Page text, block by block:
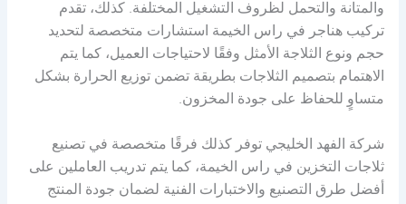
والمتانة والتحمل لظروف التشغيل المختلفة. كذلك، تقدم
تركيب هناجر في راس الخيمة استشارات متخصصة لتحديد
حجم ونوع الثلاجة الأمثل وفقًا لاحتياجات العميل، كما يتم
الاهتمام بتصميم الثلاجات بطريقة تضمن توزيع الحرارة بشكل
متساوٍ للحفاظ على جودة المخزون.
شركة الفهد الخليجي توفر كذلك فرقًا متخصصة في تصنيع
ثلاجات التخزين في راس الخيمة، كما يتم تدريب العاملين على
أفضل طرق التصنيع والاختبارات الفنية لضمان جودة المنتج